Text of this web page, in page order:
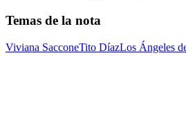
Temas de la nota
Viviana SacconeTito DíazLos Ángeles